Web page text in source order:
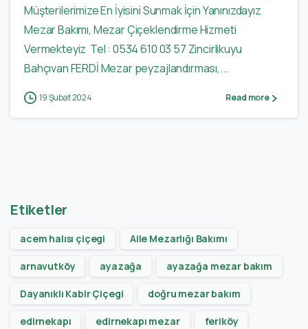
Müşterilerimize En İyisini Sunmak İçin Yanınızdayız
Mezar Bakımı, Mezar Çiçeklendirme Hizmeti
Vermekteyiz Tel : 0534 610 03 57 Zincirlikuyu
Bahçıvan FERDİ Mezar peyzajlandırması,...
19 Şubat 2024 Read more
Etiketler
acem halısı çiçegi Aile Mezarlığı Bakımı
arnavutköy ayazağa ayazağa mezar bakım
Dayanıklı Kabir Çiçegi doğru mezar bakım
edirnekapı edirnekapı mezar feriköy